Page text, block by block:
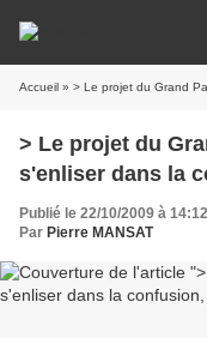
Accueil » > Le projet du Grand
> Le projet du
s'enliser dans la
Publié le 22/10/2009 à 14:12
Par Pierre MANSAT